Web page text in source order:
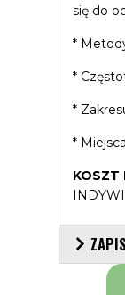
się do
*
*
*
*
KOSZT